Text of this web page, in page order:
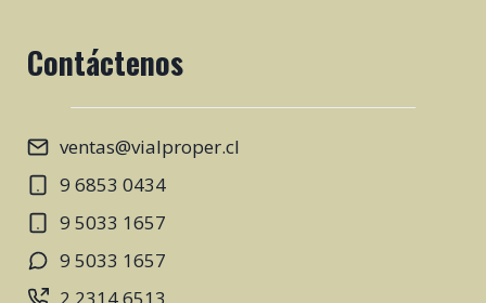
Contáctenos
ventas@vialproper.cl
9 6853 0434
9 5033 1657
9 5033 1657
2 2314 6513